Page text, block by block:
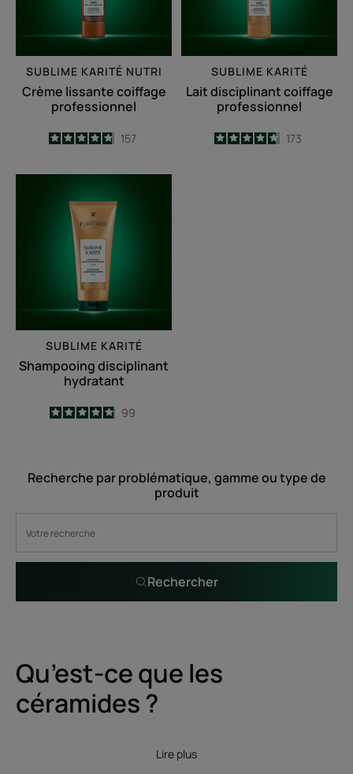
SUBLIME KARITÉ NUTRI
Crème lissante coiffage
professionnel
4.8
/5
157
SUBLIME KARITÉ
Lait disciplinant coiffage
professionnel
4.7
/5
173
disciplinant
hydratant
SUBLIME KARITÉ
Shampooing disciplinant
hydratant
4.9
/5
99
Recherche par problématique, gamme ou type de
produit
Rechercher
Qu’est-ce que les
céramides ?
Lire plus